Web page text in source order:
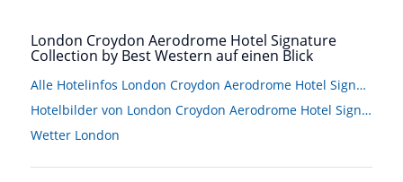
London Croydon Aerodrome Hotel Signature
Collection by Best Western auf einen Blick
Alle Hotelinfos London Croydon Aerodrome Hotel Signature Collection by Best Western
Hotelbilder von London Croydon Aerodrome Hotel Signature Collection by Best Western
Wetter London